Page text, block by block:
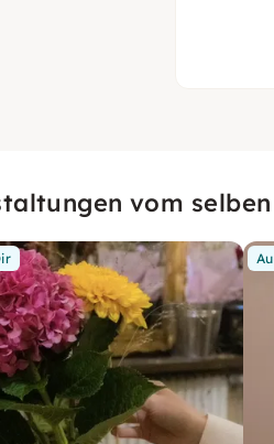
vom